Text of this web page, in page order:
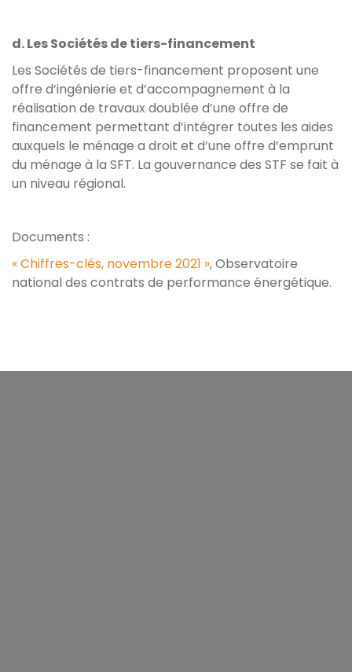
d. Les Sociétés de tiers-financement
Les Sociétés de tiers-financement proposent une
offre d’ingénierie et d’accompagnement à la
réalisation de travaux doublée d’une offre de
financement permettant d’intégrer toutes les aides
auxquels le ménage a droit et d’une offre d’emprunt
du ménage à la SFT. La gouvernance des STF se fait à
un niveau régional.
Documents :
« Chiffres-clés, novembre 2021 », Observatoire
national des contrats de performance énergétique.